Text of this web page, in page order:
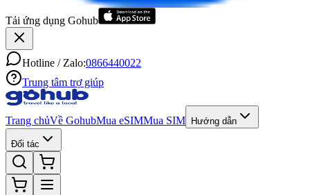
Tải ứng dụng Gohub
Hotline / Zalo:0866440022
Trung tâm trợ giúp
Trang chủVề GohubMua eSIMMua SIM Hướng dẫn
Đối tác